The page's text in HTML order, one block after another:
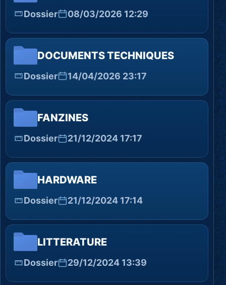
Dossier 08/03/2026 12:29
DOCUMENTS TECHNIQUES
Dossier 14/04/2026 23:17
FANZINES
Dossier 21/12/2024 17:17
HARDWARE
Dossier 21/12/2024 17:14
LITTERATURE
Dossier 29/12/2024 13:39